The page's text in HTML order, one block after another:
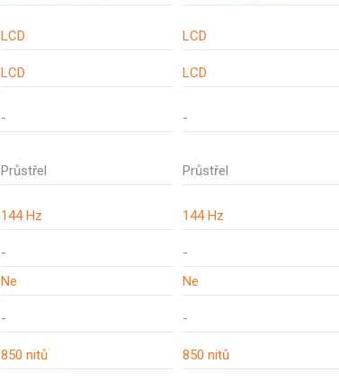
LCD LCD
LCD LCD
- -
Průstřel Průstřel
144 Hz 144 Hz
- -
Ne Ne
- -
850 nitů 850 nitů